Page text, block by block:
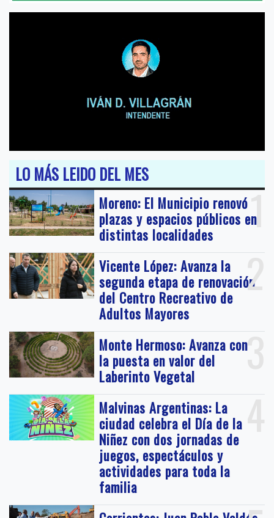
LO MÁS LEIDO DEL MES
1
Moreno: El Municipio renovó
plazas y espacios públicos en
distintas localidades
2
Vicente López: Avanza la
segunda etapa de renovación
del Centro Recreativo de
Adultos Mayores
3
Monte Hermoso: Avanza con
la puesta en valor del
Laberinto Vegetal
4
Malvinas Argentinas: La
ciudad celebra el Día de la
Niñez con dos jornadas de
juegos, espectáculos y
actividades para toda la
familia